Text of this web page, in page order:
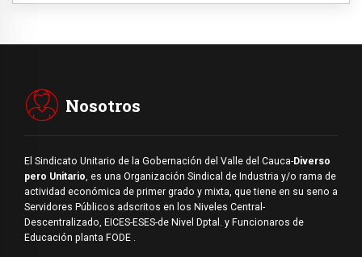
Nosotros
El Sindicato Unitario de la Gobernación del Valle del Cauca-Diverso
pero Unitario , es una Organización Sindical de Industria y/o rama de
actividad económica de primer grado y mixta, que tiene en su seno a
Servidores Públicos adscritos en los Niveles Central-
Descentralizado, EICES-ESES-de Nivel Dptal. y Funcionaros de
Educación planta FODE .